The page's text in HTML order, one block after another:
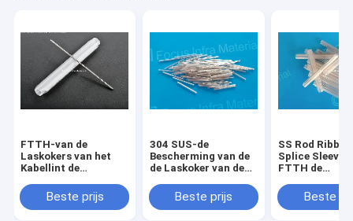
FTTH-van de
Laskokers van het
Kabellint de
Dalingskabel
beschermt 1*60MM
Beste prijs
304 SUS-de
Bescherming van de
de Laskoker van de
DWDMBeste prijs
SS Rod
Splice Sleeve
FTTH de
60mm van de
Dalingskabel
Beste